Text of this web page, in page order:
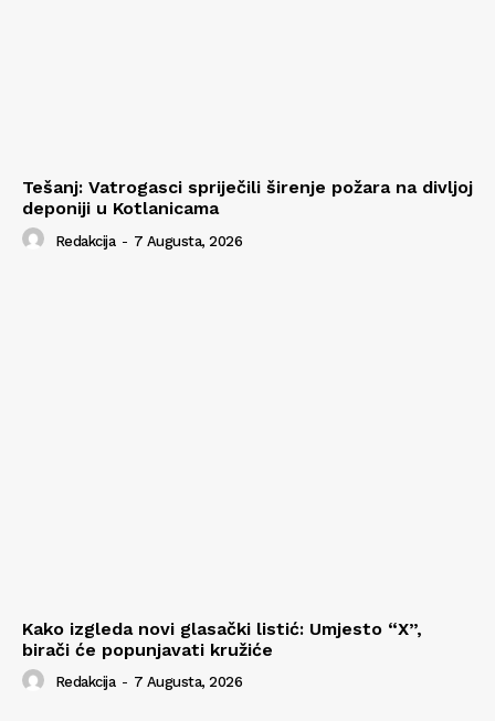
Tešanj: Vatrogasci spriječili širenje požara na divljoj
deponiji u Kotlanicama
Redakcija - 7 Augusta, 2026
Kako izgleda novi glasački listić: Umjesto “X”,
birači će popunjavati kružiće
Redakcija - 7 Augusta, 2026